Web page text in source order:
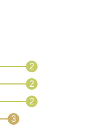
2
2
2
3